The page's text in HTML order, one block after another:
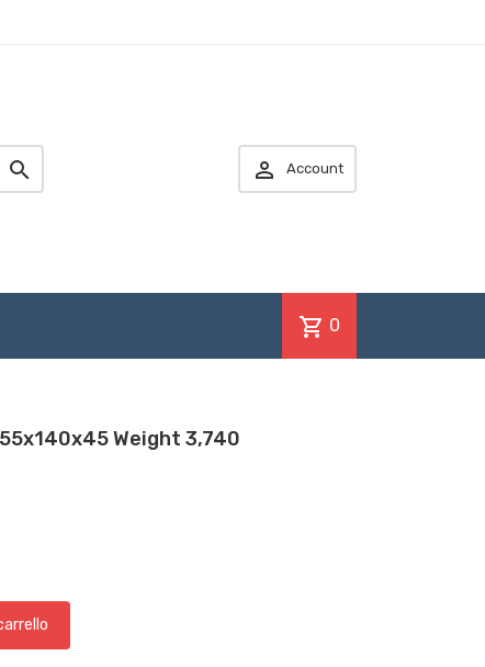
  Account
shopping_cart 0
Weight 3,740